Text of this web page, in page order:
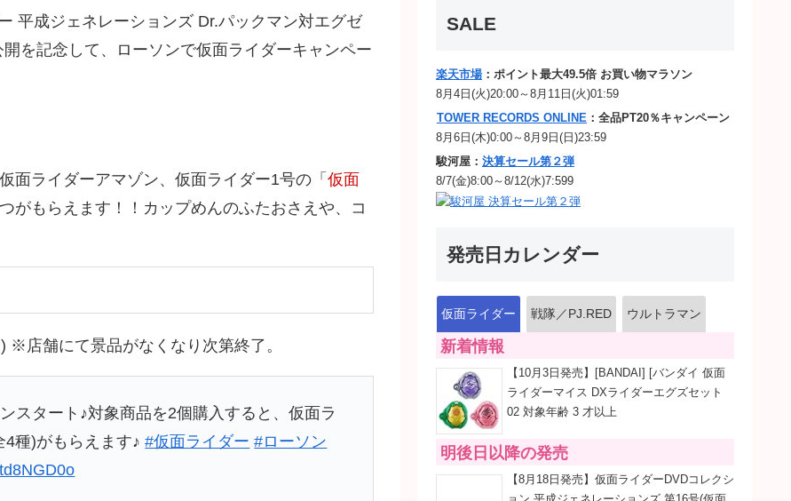
平成ジェネレーションズ Dr.パックマン対エグゼ
を記念して、ローソンで仮面ライダーキャンペー
面ライダーアマゾン、仮面ライダー1号の「 仮面
がもらえます！！カップめんのふたおさえや、コ
※店舗にて景品がなくなり次第終了。
スタート♪対象商品を2個購入すると、仮面ラ
4種)がもらえます♪#仮面ライダー #ローソン
SALE
楽天市場 ：ポイント最大49.5倍 お買い物マラソン
8月4日(火)20:00～8月11日(火)01:59
TOWER RECORDS ONLINE ：全品PT20％キャンペーン
8月6日(木)0:00～8月9日(日)23:59
駿河屋： 決算セール第２弾
8/7(金)8:00～8/12(水)7:599
発売日カレンダー
仮面ライダー 戦隊／PJ.RED ウルトラマン
新着情報
【10月3日発売】[BANDAI] [バンダイ 仮面
ライダーマイス DXライダーエグズセット
02 対象年齢 3 才以上
明後日以降の発売
【8月18日発売】仮面ライダーDVDコレクシ